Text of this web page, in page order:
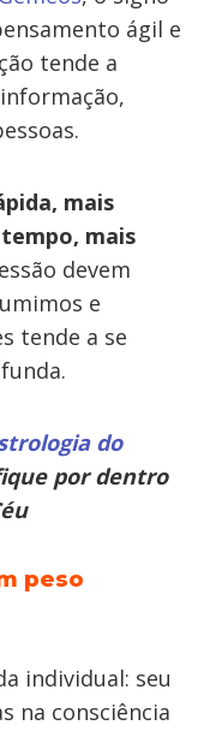
ágil e
tende a
mais
mais
devem
e
tende a se
do
por dentro
peso
individual: seu
na consciência